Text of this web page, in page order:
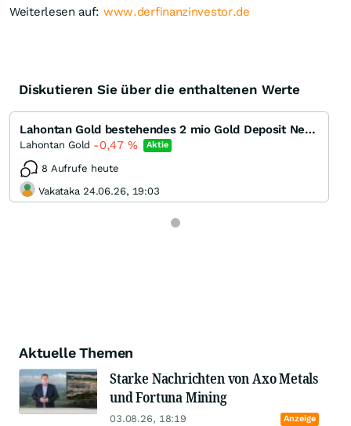
Weiterlesen auf: www.derfinanzinvestor.de
Diskutieren Sie über die enthaltenen Werte
Lahontan Gold bestehendes 2 mio Gold Deposit Nevada und Minenstart absehbar
Lahontan Gold -0,47 % Aktie
8 Aufrufe heute
Vakataka 24.06.26, 19:03
Aktuelle Themen
Starke Nachrichten von Axo Metals
und Fortuna Mining
03.08.26, 18:19 Anzeige